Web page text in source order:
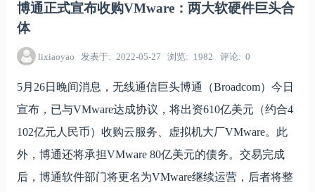
博通正式宣布收购VMware：两大软硬件巨头合
体
lixiaoyao 发表于 2022-05-27 浏览 1982 评论 0
5月26日晚间消息，无线通信巨头博通（Broadcom）今日
宣布，已与VMware达成协议，将出资610亿美元（约合4
102亿元人民币）收购云服务、虚拟机大厂VMware。此
外，博通还将承担VMware 80亿美元的债务。交易完成
后，博通软件部门将更名为VMware继续运营，后者将整